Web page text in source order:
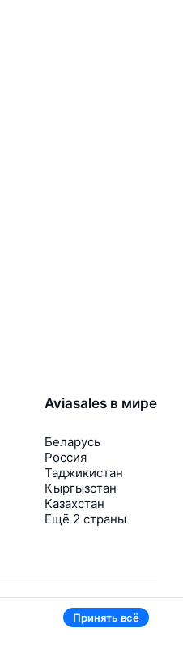
Aviasales в мире
Беларусь
Россия
Таджикистан
Кыргызстан
Казахстан
Ещё 2 страны
Принять всё